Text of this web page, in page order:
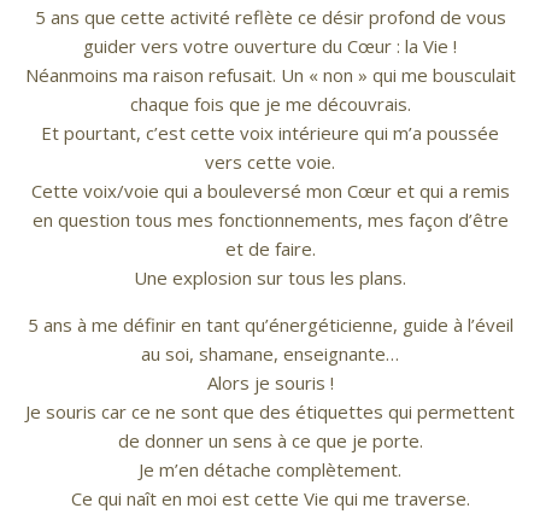
5 ans que cette activité reflète ce désir profond de vous
guider vers votre ouverture du Cœur : la Vie !
Néanmoins ma raison refusait. Un « non » qui me bousculait
chaque fois que je me découvrais.
Et pourtant, c’est cette voix intérieure qui m’a poussée
vers cette voie.
Cette voix/voie qui a bouleversé mon Cœur et qui a remis
en question tous mes fonctionnements, mes façon d’être
et de faire.
Une explosion sur tous les plans.
5 ans à me définir en tant qu’énergéticienne, guide à l’éveil
au soi, shamane, enseignante…
Alors je souris !
Je souris car ce ne sont que des étiquettes qui permettent
de donner un sens à ce que je porte.
Je m’en détache complètement.
Ce qui naît en moi est cette Vie qui me traverse.